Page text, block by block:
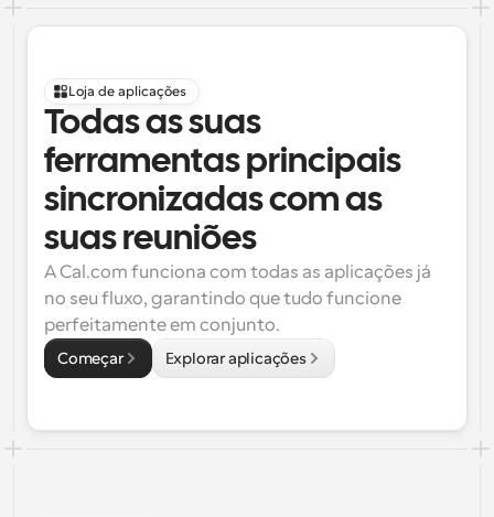
Loja de aplicações
Todas as suas
ferramentas principais
sincronizadas com as
suas reuniões
A Cal.com funciona com todas as aplicações já
no seu fluxo, garantindo que tudo funcione
perfeitamente em conjunto.
Começar Explorar aplicações